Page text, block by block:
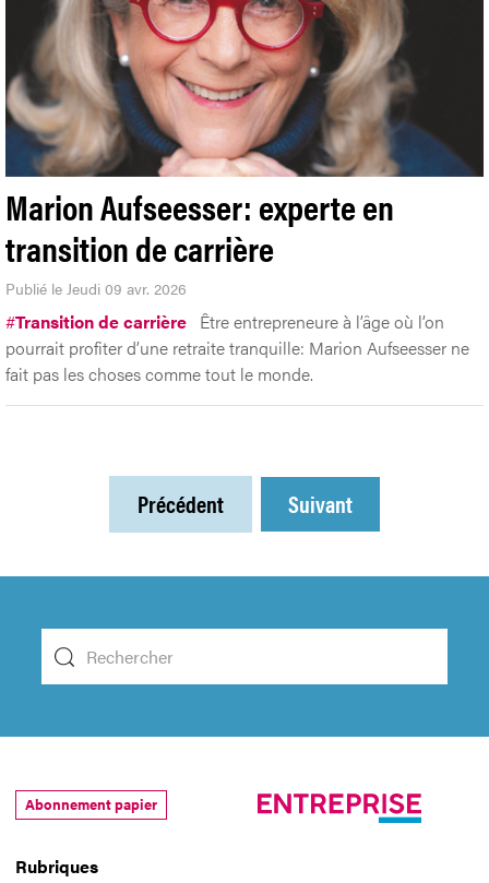
Marion Aufseesser: experte en
transition de carrière
Publié le Jeudi 09 avr. 2026
#Transition de carrière Être entrepreneure à l’âge où l’on
pourrait profiter d’une retraite tranquille: Marion Aufseesser ne
fait pas les choses comme tout le monde.
Précédent Suivant
Rubriques
Abonnement papier